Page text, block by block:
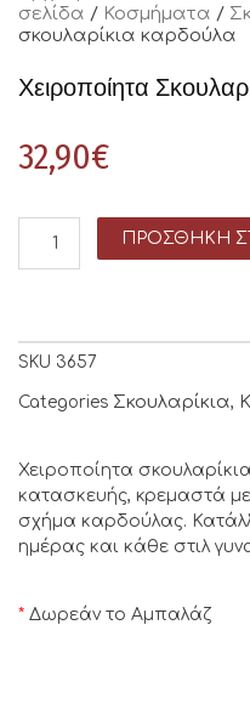
σελίδα / Κοσμήματα /
σκουλαρίκια καρδούλα
Χειροποίητα
32,90€
ΠΡΟΣΘΉΚΗ
SKU 3657
Categories Σκουλαρίκια,
Χειροποίητα
κατασκευής, κρεμαστά
σχήμα καρδούλας.
ημέρας και κάθε στιλ
* Δωρεάν το Αμπαλάζ